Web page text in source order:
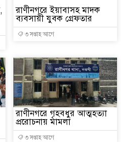
রাণীনগরে ইয়াবাসহ মাদক
ব্যবসায়ী যুবক গ্রেফতার
৩ সপ্তাহ আগে
রাণীনগরে গৃহবধুর আত্মহত্যা
প্ররোচনায় মামলা
৩ সপ্তাহ আগে